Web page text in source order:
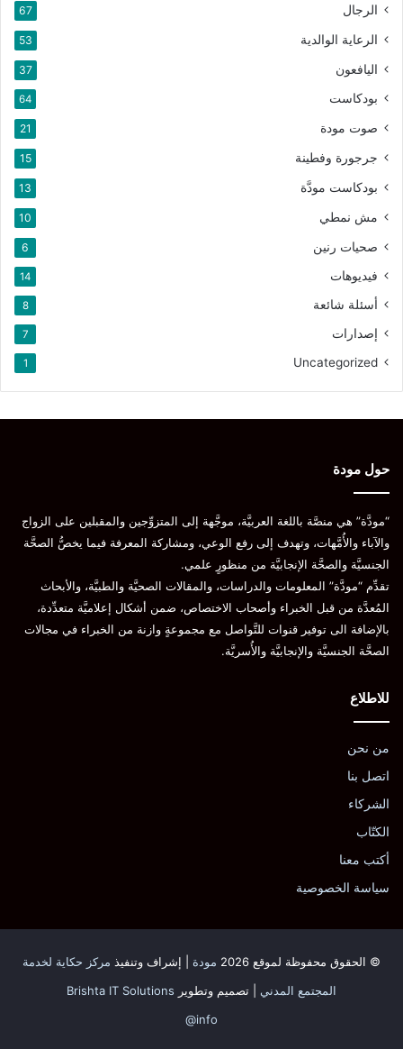
الرجال 67
الرعاية الوالدية 53
اليافعون 37
بودكاست 64
صوت مودة 21
جرجورة وفطينة 15
بودكاست مودَّة 13
مش نمطي 10
صحيات رنين 6
فيديوهات 14
أسئلة شائعة 8
إصدارات 7
Uncategorized
1
حول مودة
“مودَّة” هي منصَّة باللغة العربيَّة، موجَّهة إلى المتزوِّجين والمقبلين على الزواج
والآباء والأُمَّهات، وتهدف إلى رفع الوعي، ومشاركة المعرفة فيما يخصُّ الصحَّة
الجنسيَّة والصحَّة الإنجابيَّة من منظورٍ علمي.
تقدِّم “مودَّة” المعلومات والدراسات، والمقالات الصحيَّة والطبيَّة، والأبحاث
المُعدَّة من قبل الخبراء وأصحاب الاختصاص، ضمن أشكال إعلاميَّة متعدِّدة،
بالإضافة الى توفير قنوات للتَّواصل مع مجموعةٍ وازنة من الخبراء في مجالات
الصحَّة الجنسيَّة والإنجابيَّة والأُسريَّة.
للاطلاع
من نحن
اتصل بنا
الشركاء
الكتّاب
أكتب معنا
سياسة الخصوصية
© الحقوق محفوظة لموقع 2026 مودة | إشراف وتنفيذ مركز حكاية لخدمة
المجتمع المدني | تصميم وتطوير Brishta IT Solutions
info@